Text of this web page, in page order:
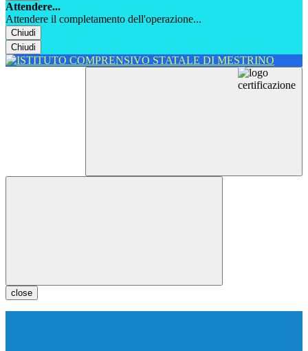
Attendere...
Attendere il completamento dell'operazione...
Chiudi
Chiudi
close